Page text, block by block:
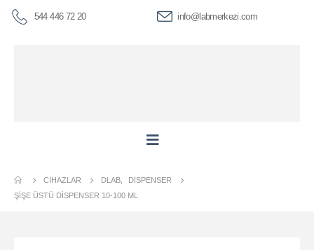
544 446 72 20 info@labmerkezi.com
CIHAZLAR DLAB
DISPENSER
ŞIŞE ÜSTÜ DISPENSER 10-100 ML